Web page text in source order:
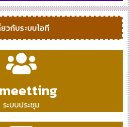
ยวกับระบบไอที
ระบบประชุม